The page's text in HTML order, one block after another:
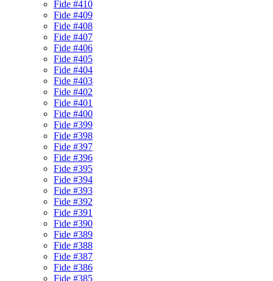
Fide #410
Fide #409
Fide #408
Fide #407
Fide #406
Fide #405
Fide #404
Fide #403
Fide #402
Fide #401
Fide #400
Fide #399
Fide #398
Fide #397
Fide #396
Fide #395
Fide #394
Fide #393
Fide #392
Fide #391
Fide #390
Fide #389
Fide #388
Fide #387
Fide #386
Fide #385